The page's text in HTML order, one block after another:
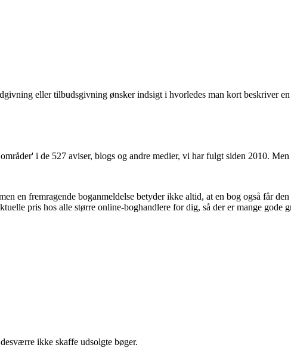
eller tilbudsgivning ønsker indsigt i hvorledes man kort beskriver
i de 527 aviser, blogs og andre medier, vi har fulgt siden 2010.
en fremragende boganmeldelse betyder ikke altid, at en bog også får
pris hos alle større online-boghandlere for dig, så der er mange
ikke skaffe udsolgte bøger.